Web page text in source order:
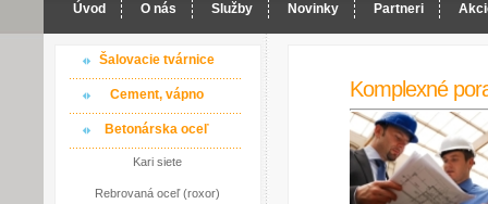
Úvod O nás Služby Novinky Partneri
Šalovacie tvárnice
Cement, vápno
Betonárska oceľ
Kari siete
Rebrovaná oceľ (roxor)
Komplexné